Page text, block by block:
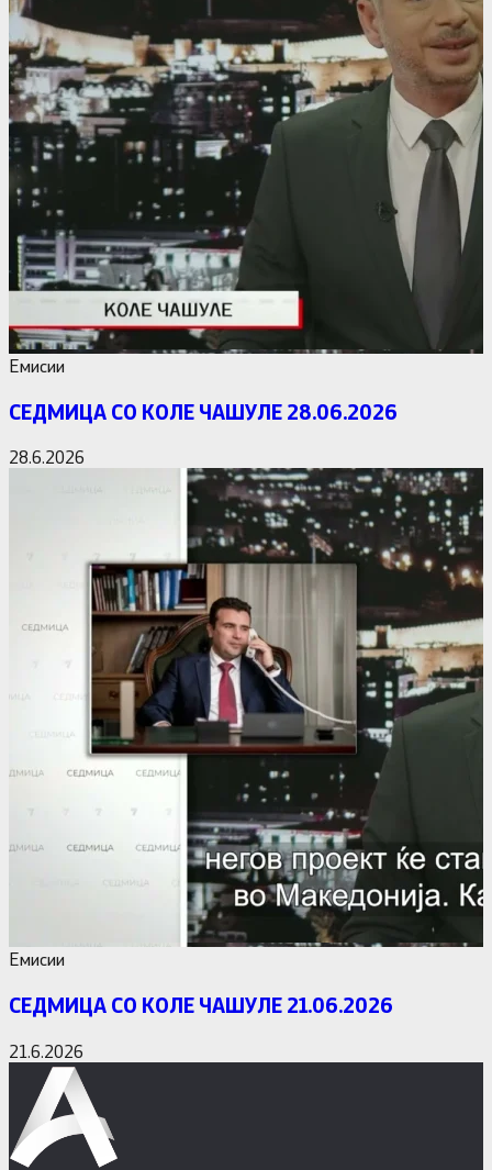
Емисии
СЕДМИЦА СО КОЛЕ ЧАШУЛЕ 28.06.2026
28.6.2026
Емисии
СЕДМИЦА СО КОЛЕ ЧАШУЛЕ 21.06.2026
21.6.2026